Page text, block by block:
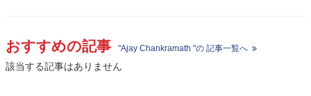
おすすめの記事 "Ajay Chankramath "の 記事一覧へ
該当する記事はありません